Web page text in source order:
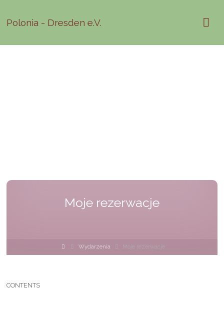
Polonia - Dresden e.V.
Moje rezerwacje
Strona
główna
Wydarzenia Moje rezerwacje
CONTENTS